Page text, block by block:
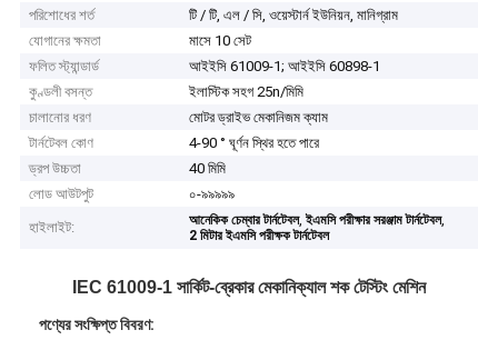
পরিশোধের শর্ত
টি / টি, এল / সি, ওয়েস্টার্ন ইউনিয়ন, মানিগ্রাম
যোগানের ক্ষমতা
মাসে 10 সেট
ফলিত স্ট্যান্ডার্ড
আইইসি 61009-1; আইইসি 60898-1
কুণ্ডলী বসন্ত
ইলাস্টিক সহগ 25n/মিমি
চালানোর ধরণ
মোটর ড্রাইভ মেকানিজম ক্যাম
টার্নটেবল কোণ
4-90 ° ঘূর্ণন স্থির হতে পারে
ড্রপ উচ্চতা
40 মিমি
লোড আউটপুট
০-৯৯৯৯৯
হাইলাইট:
আনেকিক চেম্বার টার্নটেবল,ইএমসি পরীক্ষার সরঞ্জাম টার্নটেবল,
2 মিটার ইএমসি পরীক্ষক টার্নটেবল
IEC 61009-1 সার্কিট-ব্রেকার মেকানিক্যাল শক টেস্টিং মেশিন
পণ্যের সংক্ষিপ্ত বিবরণ: